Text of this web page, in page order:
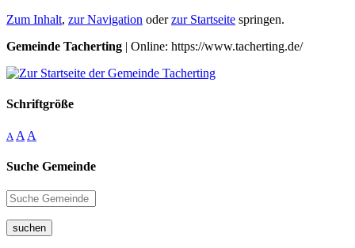
Zum Inhalt, zur Navigation oderzur Startseite springen.
Gemeinde Tacherting | Online: https://www.tacherting.de/
Schriftgröße
A A A
Suche Gemeinde
suchen